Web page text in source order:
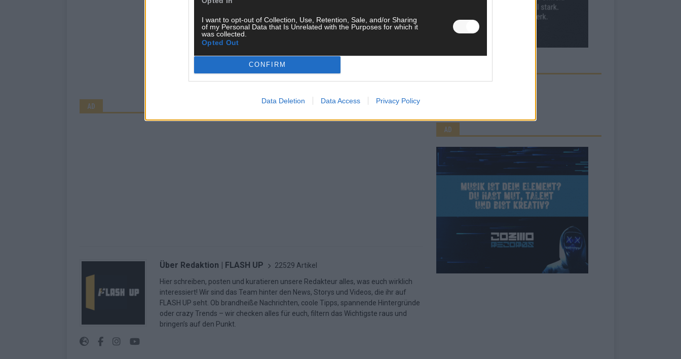
I want to opt-out of Collection, Use, Retention, Sale, and/or Sharing
of my Personal Data that Is Unrelated with the Purposes for which it
was collected.
Opted Out
CONFIRM
Data Deletion Data Access Privacy Policy
AD
Über Redaktion | FLASH UP 22529 Artikel
Hier schreiben, posten und kuratieren unsere Redakteur alles, was euch wirklich
interessiert! Wir sind das Team hinter den News, Storys und Videos, die ihr auf
FLASH UP seht. Ob brandheiße Nachrichten, coole Tipps, spannende Hintergründe
oder crazy Trends – wir checken alles für euch, filtern das Wichtigste raus und
bringen’s auf den Punkt.
AD